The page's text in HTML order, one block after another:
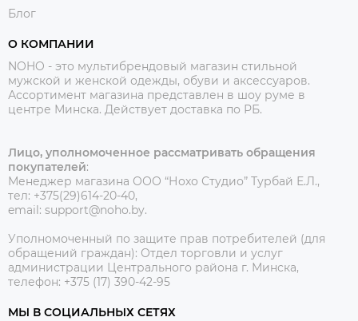
Блог
О КОМПАНИИ
NOHO - это мультибрендовый магазин стильной
мужской и женской одежды, обуви и аксессуаров.
Ассортимент магазина представлен в шоу руме в
центре Минска. Действует доставка по РБ.
Лицо, уполномоченное рассматривать обращения
покупателей:
Менеджер магазина ООО “Нохо Студио” Турбай Е.Л.,
тел: +375(29)614-20-40,
email: support@noho.by.
Уполномоченный по защите прав потребителей (для
обращений граждан): Отдел торговли и услуг
администрации Центрального района г. Минска,
телефон: +375 (17) 390-42-95
МЫ В СОЦИАЛЬНЫХ СЕТЯХ